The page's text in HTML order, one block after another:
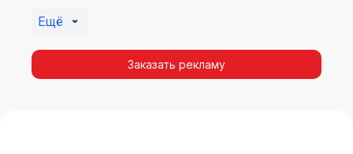
эффективность приносит такой вид рекламы в
местах продаж, поскольку воздействие на
покупателя в момент выбора товара наиболее
Ещё
Заказать рекламу